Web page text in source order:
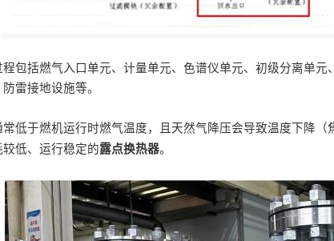
程包括燃气入口单元、 计量单元、色谱仪单元、初级分离单元、
雷接地设施等。
低于燃机运行时燃气温度，且天然气降压会导致温度下降（
低、运行稳定的露点换热器。